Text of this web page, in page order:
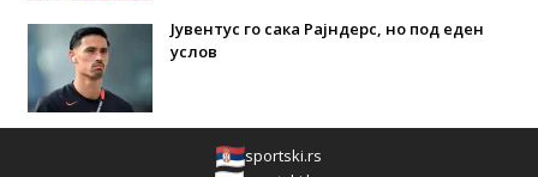
Јувентус го сака Рајндерс, но под еден
услов
sportski.rs